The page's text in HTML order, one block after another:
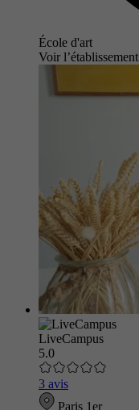
École d'art
Voir l’établissement
LiveCampus
5.0
3 avis
Paris 1er